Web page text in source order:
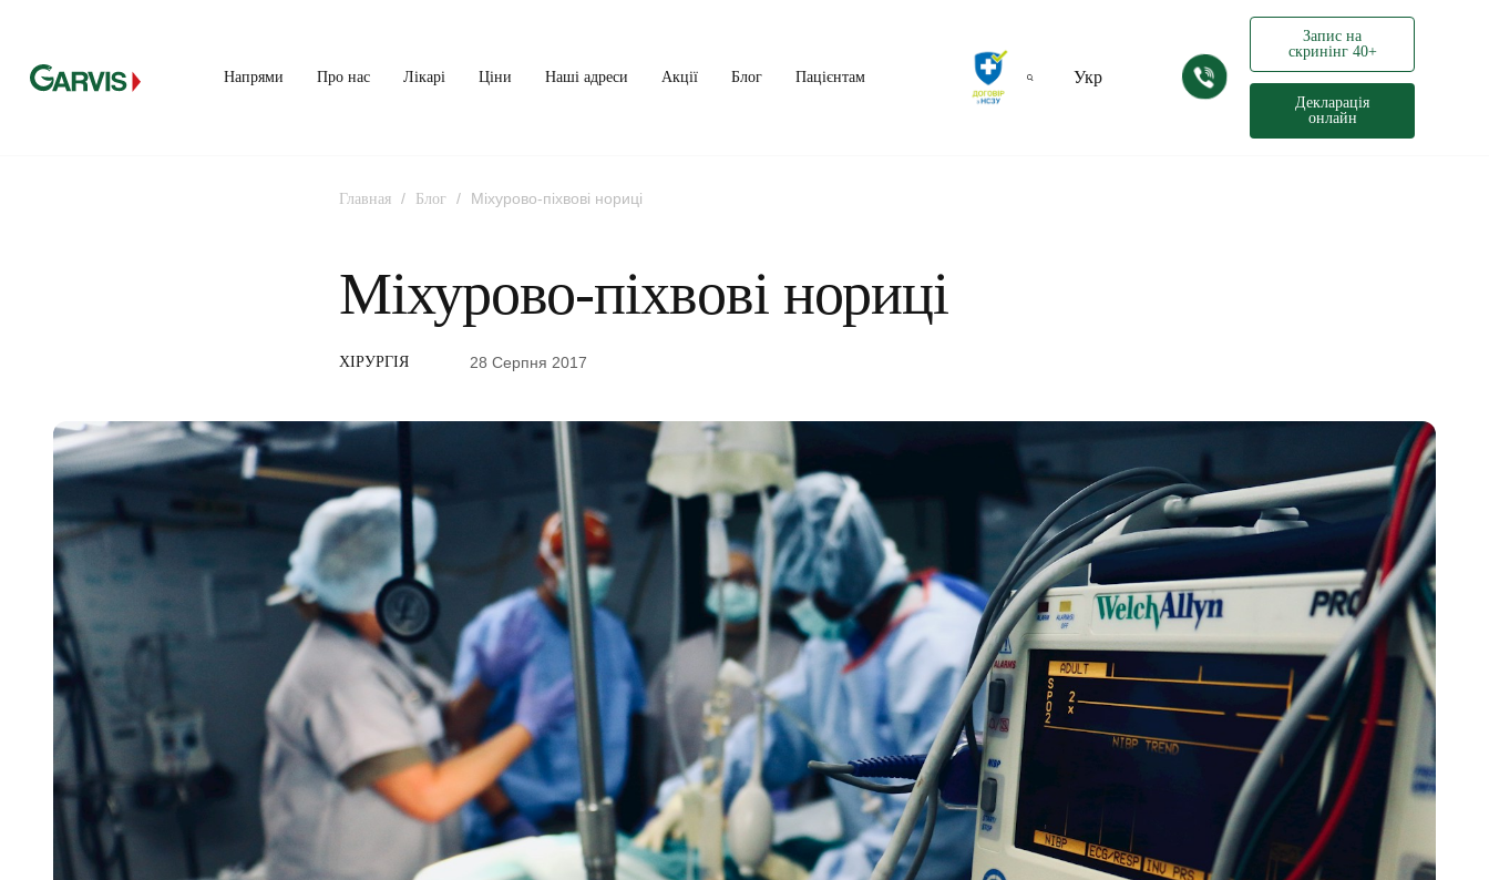
Напрями Про нас Лікарі Ціни Наші адреси Акції Блог Пацієнтам Укр
Запис на
скринінг 40+
Декларація
онлайн
Главная / Блог / Міхурово-піхвові нориці
Міхурово-піхвові нориці
ХІРУРГІЯ 28 Серпня 2017